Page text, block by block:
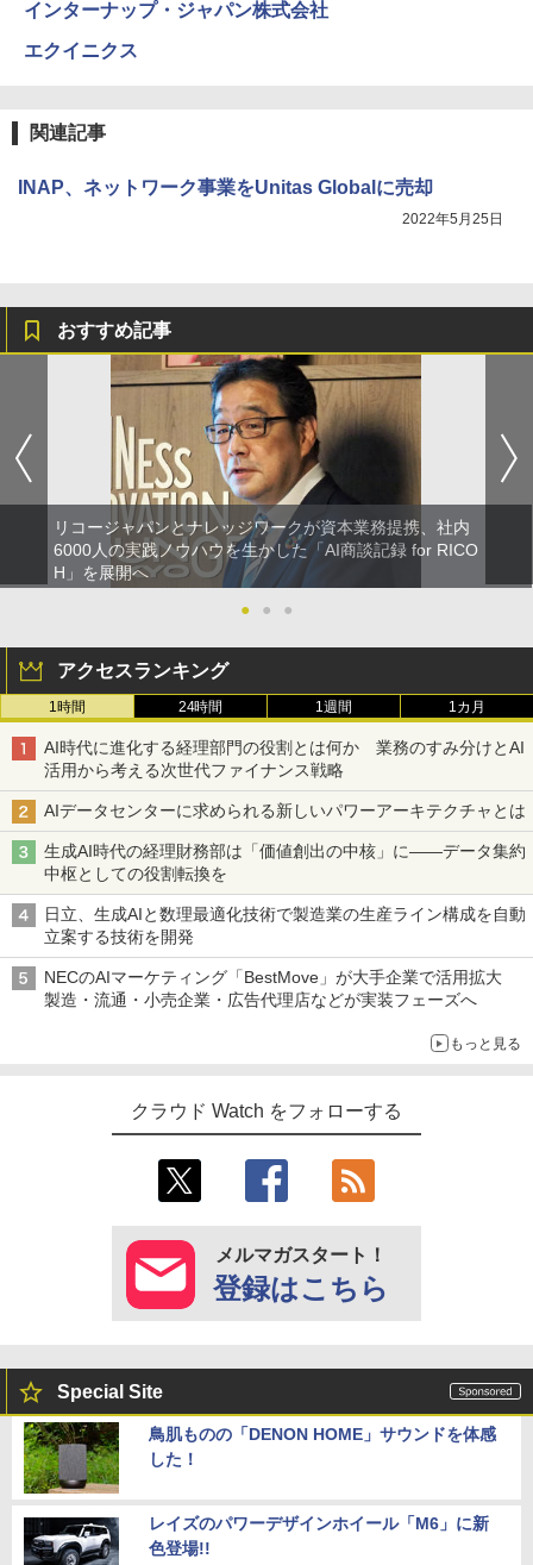
インターナップ・ジャパン株式会社
エクイニクス
関連記事
INAP、ネットワーク事業をUnitas Globalに売却
2022年5月25日
おすすめ記事
リコージャパンとナレッジワークが資本業務提携、社内
6000人の実践ノウハウを生かした「AI商談記録 for RICO
H」を展開へ
●
● ●
アクセスランキング
1時間 24時間 1週間 1カ月
AI時代に進化する経理部門の役割とは何か 業務のすみ分けとAI
活用から考える次世代ファイナンス戦略
AIデータセンターに求められる新しいパワーアーキテクチャとは
生成AI時代の経理財務部は「価値創出の中核」に――データ集約
中枢としての役割転換を
日立、生成AIと数理最適化技術で製造業の生産ライン構成を自動
立案する技術を開発
NECのAIマーケティング「BestMove」が大手企業で活用拡大
製造・流通・小売企業・広告代理店などが実装フェーズへ
もっと見る
クラウド Watch をフォローする
メルマガスタート！
登録はこちら
Special Site
鳥肌ものの「DENON HOME」サウンドを体感
した！
レイズのパワーデザインホイール「M6」に新
色登場!!